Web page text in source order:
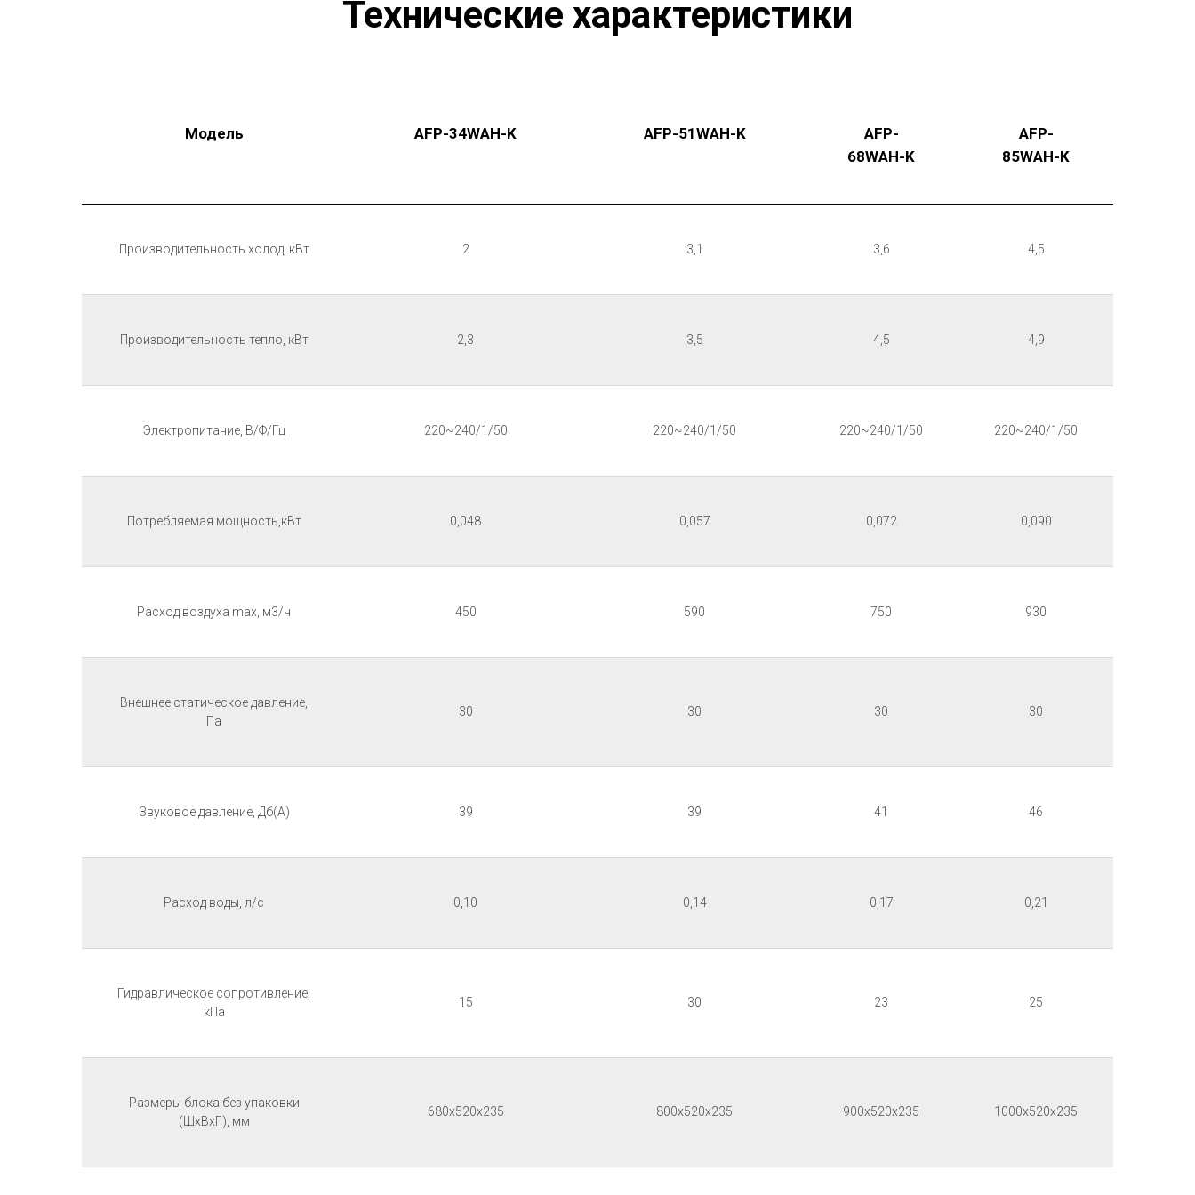
Технические характеристики
Модель AFP-34WAH-K AFP-51WAH-K
AFP-
68WAH-K
AFP-
85WAH-K
Производительность холод, кВт 2 3,1 3,6 4,5
Производительность тепло, кВт 2,3 3,5 4,5 4,9
Электропитание, В/Ф/Гц 220~240/1/50 220~240/1/50 220~240/1/50 220~240/1/50
Потребляемая мощность,кВт 0,048 0,057 0,072 0,090
Расход воздуха max, м3/ч 450 590 750 930
Внешнее статическое давление,
Па
30 30 30 30
Звуковое давление, Дб(А) 39 39 41 46
Расход воды, л/с 0,10 0,14 0,17 0,21
Гидравлическое сопротивление,
кПа
15 30 23 25
Размеры блока без упаковки
(ШхВхГ), мм
680x520x235 800x520x235 900x520x235 1000x520x235